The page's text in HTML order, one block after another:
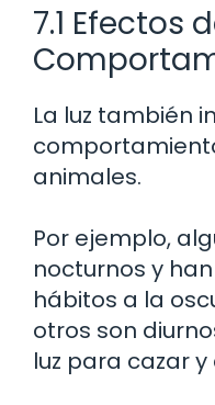
7.1 Efectos
La luz también
animales.
Por ejemplo,
nocturnos y
hábitos a la
otros son
luz para cazar